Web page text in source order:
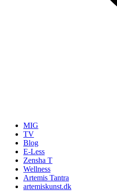
MIG
TV
Blog
E-Less
Zensha T
Wellness
Artemis Tantra
artemiskunst.dk